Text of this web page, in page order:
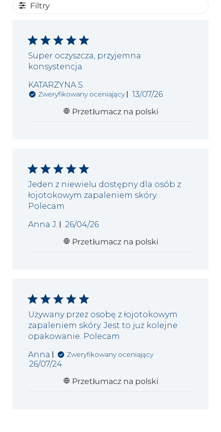
Filtry
Super oczyszcza, przyjemna
konsystencja
KATARZYNA S.
Zweryfikowany oceniający
Data
13/07/26
Przetłumacz na polski
Jeden z niewielu dostępny dla osób z
łojotokowym zapaleniem skóry.
Polecam
Anna J.
Data
26/04/26
Przetłumacz na polski
Używany przez osobę z łojotokowym
zapaleniem skóry. Jest to już kolejne
opakowanie. Polecam
Anna
Zweryfikowany oceniający
Data
26/07/24
Przetłumacz na polski